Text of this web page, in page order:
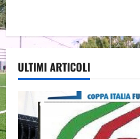
ULTIMI ARTICOLI